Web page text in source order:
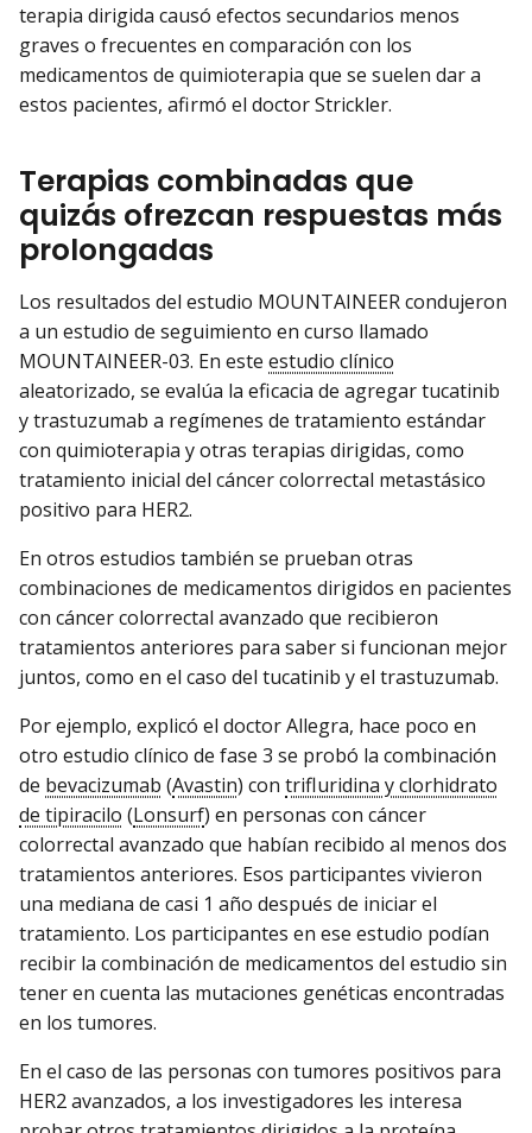
terapia dirigida causó efectos secundarios menos
graves o frecuentes en comparación con los
medicamentos de quimioterapia que se suelen dar a
estos pacientes, afirmó el doctor Strickler.
Terapias combinadas que
quizás ofrezcan respuestas más
prolongadas
Los resultados del estudio MOUNTAINEER condujeron
a un estudio de seguimiento en curso llamado
MOUNTAINEER-03. En este estudio clínico
aleatorizado, se evalúa la eficacia de agregar tucatinib
y trastuzumab a regímenes de tratamiento estándar
con quimioterapia y otras terapias dirigidas, como
tratamiento inicial del cáncer colorrectal metastásico
positivo para HER2.
En otros estudios también se prueban otras
combinaciones de medicamentos dirigidos en pacientes
con cáncer colorrectal avanzado que recibieron
tratamientos anteriores para saber si funcionan mejor
juntos, como en el caso del tucatinib y el trastuzumab.
Por ejemplo, explicó el doctor Allegra, hace poco en
otro estudio clínico de fase 3 se probó la combinación
de bevacizumab (Avastin) con trifluridina y clorhidrato
de tipiracilo (Lonsurf) en personas con cáncer
colorrectal avanzado que habían recibido al menos dos
tratamientos anteriores. Esos participantes vivieron
una mediana de casi 1 año después de iniciar el
tratamiento. Los participantes en ese estudio podían
recibir la combinación de medicamentos del estudio sin
tener en cuenta las mutaciones genéticas encontradas
en los tumores.
En el caso de las personas con tumores positivos para
HER2 avanzados, a los investigadores les interesa